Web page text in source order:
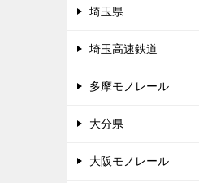
埼玉県
埼玉高速鉄道
多摩モノレール
大分県
大阪モノレール